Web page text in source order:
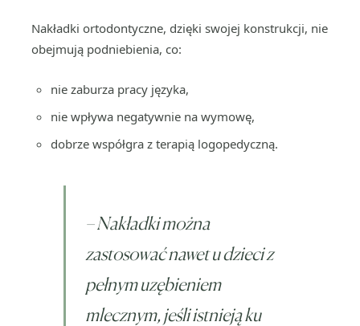
Nakładki ortodontyczne, dzięki swojej konstrukcji, nie
obejmują podniebienia, co:
nie zaburza pracy języka,
nie wpływa negatywnie na wymowę,
dobrze współgra z terapią logopedyczną.
–Nakładki można
zastosować nawet u dzieci z
pełnym uzębieniem
mlecznym, jeśli istnieją ku